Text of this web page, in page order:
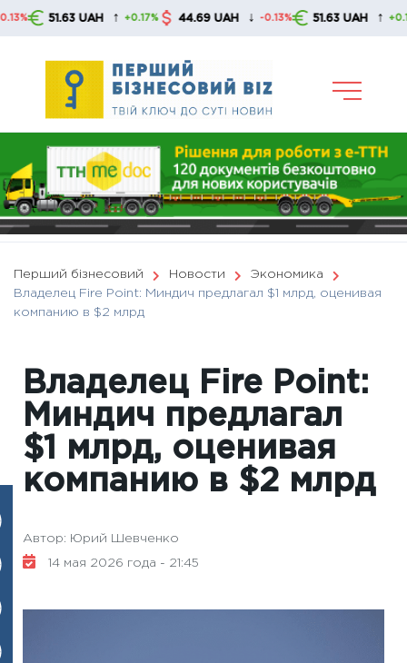
Skip
51.63 UAH ↑ +0.17% 44.69 UAH ↓ -0.13% 51.63 UAH ↑ +0.17%
Перший бізнесовий Новости
Экономика
Владелец Fire Point: Миндич предлагал $1 млрд, оценивая
компанию в $2 млрд
Владелец Fire Point:
Миндич предлагал
$1 млрд, оценивая
компанию в $2 млрд
Автор: Юрий Шевченко
14 мая 2026 года - 21:45